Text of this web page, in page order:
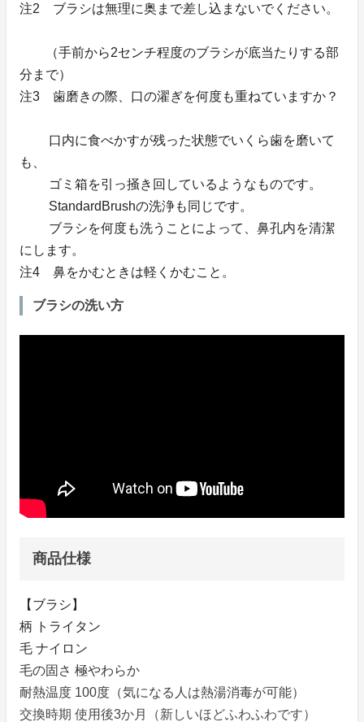
注2 ブラシは無理に奥まで差し込まないでください。
（手前から2センチ程度のブラシが底当たりする部
分まで）
注3 歯磨きの際、口の濯ぎを何度も重ねていますか？
口内に食べかすが残った状態でいくら歯を磨いて
も、
ゴミ箱を引っ掻き回しているようなものです。
StandardBrushの洗浄も同じです。
ブラシを何度も洗うことによって、鼻孔内を清潔
にします。
注4 鼻をかむときは軽くかむこと。
ブラシの洗い方
商品仕様
【ブラシ】
柄 トライタン
毛 ナイロン
毛の固さ 極やわらか
耐熱温度 100度（気になる人は熱湯消毒が可能）
交換時期 使用後3か月（新しいほどふわふわです）